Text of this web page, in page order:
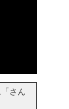
さん